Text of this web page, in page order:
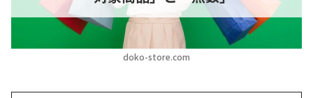
doko-store.com